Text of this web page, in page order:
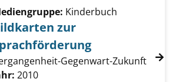
Details von Bildkarten zur
Kinderbuch
zur
Gegenwart-Zukunft
nach diesem Verfasser
2010